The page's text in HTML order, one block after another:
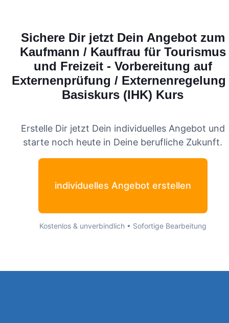
Sichere Dir jetzt Dein Angebot zum
Kaufmann / Kauffrau für Tourismus
und Freizeit - Vorbereitung auf
Externenprüfung / Externenregelung
Basiskurs (IHK) Kurs
Erstelle Dir jetzt Dein individuelles Angebot und
starte noch heute in Deine berufliche Zukunft.
individuelles Angebot erstellen
Kostenlos & unverbindlich • Sofortige Bearbeitung